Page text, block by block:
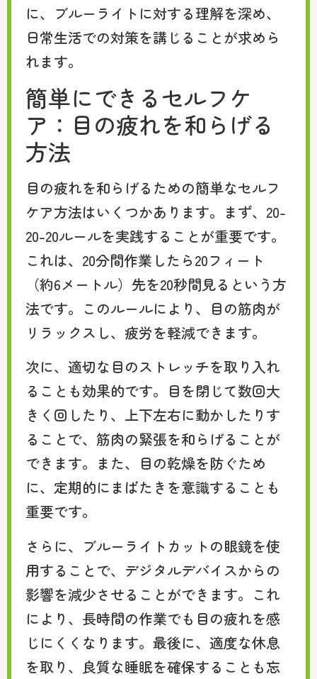
に、ブルーライトに対する理解を深め、
日常生活での対策を講じることが求めら
れます。
簡単にできるセルフケ
ア：目の疲れを和らげる
方法
目の疲れを和らげるための簡単なセルフ
ケア方法はいくつかあります。まず、20-
20-20ルールを実践することが重要です。
これは、20分間作業したら20フィート
（約6メートル）先を20秒間見るという方
法です。このルールにより、目の筋肉が
リラックスし、疲労を軽減できます。
次に、適切な目のストレッチを取り入れ
ることも効果的です。目を閉じて数回大
きく回したり、上下左右に動かしたりす
ることで、筋肉の緊張を和らげることが
できます。また、目の乾燥を防ぐため
に、定期的にまばたきを意識することも
重要です。
さらに、ブルーライトカットの眼鏡を使
用することで、デジタルデバイスからの
影響を減少させることができます。これ
により、長時間の作業でも目の疲れを感
じにくくなります。最後に、適度な休息
を取り、良質な睡眠を確保することも忘